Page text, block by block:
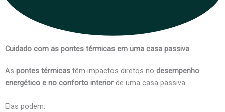
Cuidado com as pontes térmicas em uma casa passiva
As pontes térmicas têm impactos diretos no desempenho
energético e no conforto interior de uma casa passiva.
Elas podem: